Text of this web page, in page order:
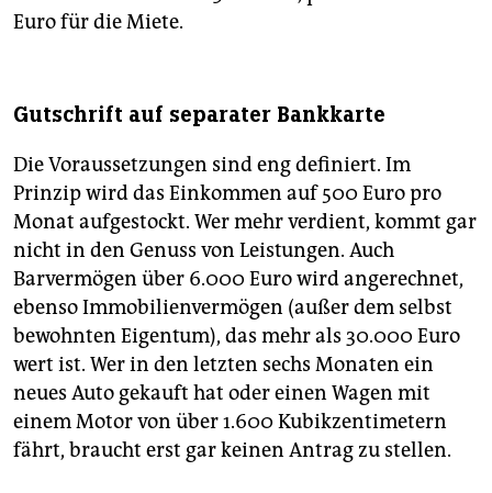
Euro für die Miete.
Gutschrift auf separater Bankkarte
Die Voraussetzungen sind eng definiert. Im
Prinzip wird das Einkommen auf 500 Euro pro
Monat aufgestockt. Wer mehr verdient, kommt gar
nicht in den Genuss von Leistungen. Auch
Barvermögen über 6.000 Euro wird angerechnet,
ebenso Immobilienvermögen (außer dem selbst
bewohnten Eigentum), das mehr als 30.000 Euro
wert ist. Wer in den letzten sechs Monaten ein
neues Auto gekauft hat oder einen Wagen mit
einem Motor von über 1.600 Kubikzentimetern
fährt, braucht erst gar keinen Antrag zu stellen.